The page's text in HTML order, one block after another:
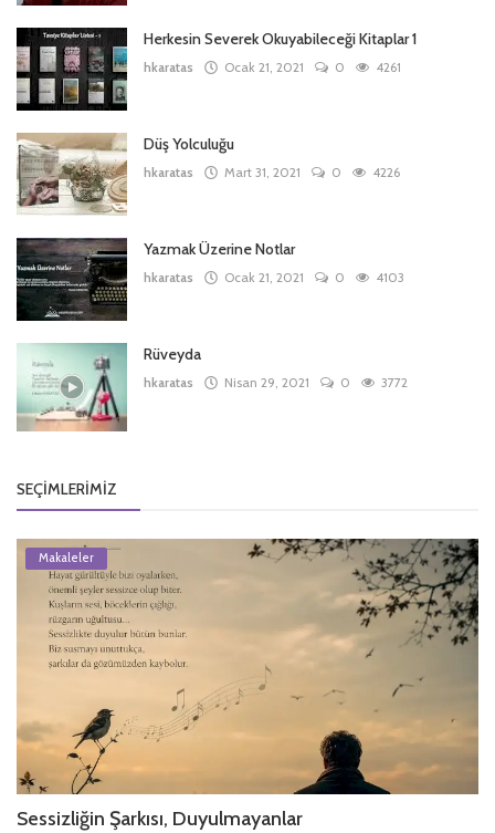
Herkesin Severek Okuyabileceği Kitaplar 1
hkaratas Ocak 21, 2021 0 4261
Düş Yolculuğu
hkaratas Mart 31, 2021 0 4226
Yazmak Üzerine Notlar
hkaratas Ocak 21, 2021 0 4103
Rüveyda
hkaratas Nisan 29, 2021 0 3772
SEÇIMLERIMIZ
Makaleler
Sessizliğin Şarkısı, Duyulmayanlar